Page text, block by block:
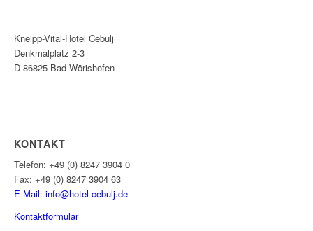
Kneipp-Vital-Hotel Cebulj
Denkmalplatz 2-3
D 86825 Bad Wörishofen
KONTAKT
Telefon: +49 (0) 8247 3904 0
Fax: +49 (0) 8247 3904 63
E-Mail: info@hotel-cebulj.de
Kontaktformular